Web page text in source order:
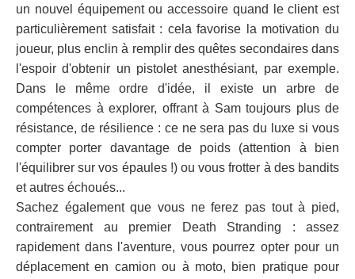
un nouvel équipement ou accessoire quand le client est
particulièrement satisfait : cela favorise la motivation du
joueur, plus enclin à remplir des quêtes secondaires dans
l'espoir d'obtenir un pistolet anesthésiant, par exemple.
Dans le même ordre d'idée, il existe un arbre de
compétences à explorer, offrant à Sam toujours plus de
résistance, de résilience : ce ne sera pas du luxe si vous
compter porter davantage de poids (attention à bien
l'équilibrer sur vos épaules !) ou vous frotter à des bandits
et autres échoués...
Sachez également que vous ne ferez pas tout à pied,
contrairement au premier Death Stranding : assez
rapidement dans l'aventure, vous pourrez opter pour un
déplacement en camion ou à moto, bien pratique pour